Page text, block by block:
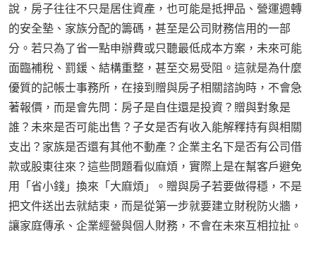
說，房子往往不只是居住資產，也可能是抵押品、營運週轉
的安全墊、家族分配的籌碼，甚至是公司財務信用的一部
分。若只為了省一點申辦費或只聽最低成本方案，未來可能
面臨補稅、罰鍰、結構重整，甚至交易受阻。這就是為什麼
優質的記帳士事務所，在接到贈與房子相關諮詢時，不會急
著報價，而是會先問：房子是自住還是投資？贈與對象是
誰？未來是否可能出售？子女是否有收入能解釋持有與相關
支出？家族是否還有其他不動產？企業主名下是否有公司借
款或股東往來？這些問題看似麻煩，實際上是在幫客戶避免
用「省小錢」換來「大麻煩」。贈與房子若要做得穩，不是
把文件送出去就結束，而是從第一步就要建立財稅防火牆，
讓家庭傳承、企業經營與個人財務，不會在未來互相拉扯。